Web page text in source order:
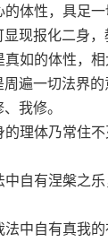
体性，具足一
现报化二身，
如的体性，相
遍一切法界的
我修。
理体乃常住不
自有涅槃之乐
中自有真我的